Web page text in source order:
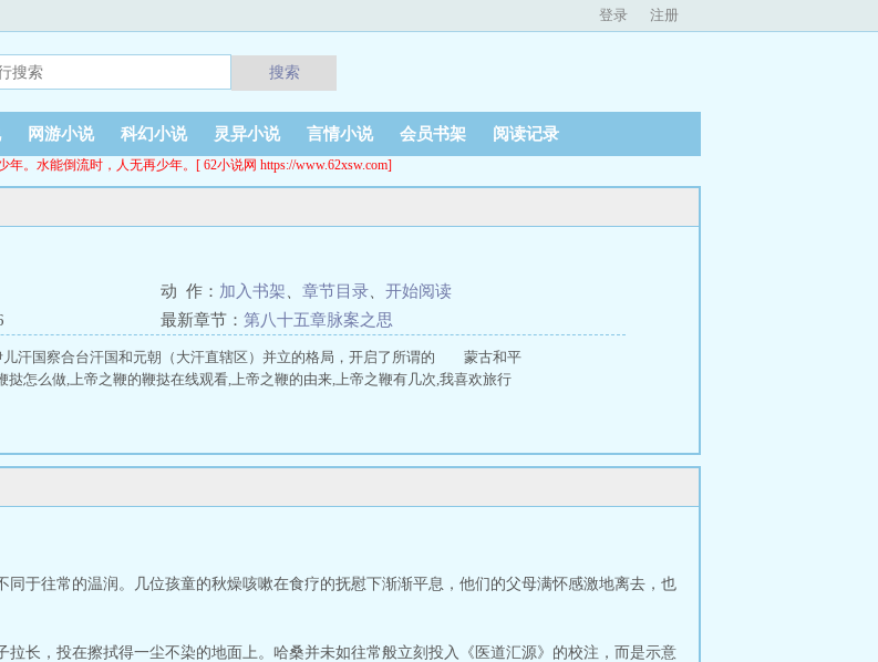
登录 注册
搜索
网游小说 科幻小说 灵异小说 言情小说 会员书架 阅读记录
年。水能倒流时，人无再少年。[ 62小说网 https://www.62xsw.com]
动 作： 加入书架 章节目录
开始阅读
最新章节： 第八十五章脉案之思
儿汗国察合台汗国和元朝（大汗直辖区）并立的格局，开启了所谓的 蒙古和平
挞怎么做,上帝之鞭的鞭挞在线观看,上帝之鞭的由来,上帝之鞭有几次,我喜欢旅行
于往常的温润。几位孩童的秋燥咳嗽在食疗的抚慰下渐渐平息，他们的父母满怀感激地离去，也
长，投在擦拭得一尘不染的地面上。哈桑并未如往常般立刻投入《医道汇源》的校注，而是示意